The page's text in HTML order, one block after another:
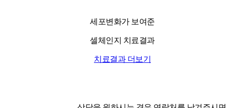
세포변화가 보여준
셀체인지 치료결과
치료결과 더보기